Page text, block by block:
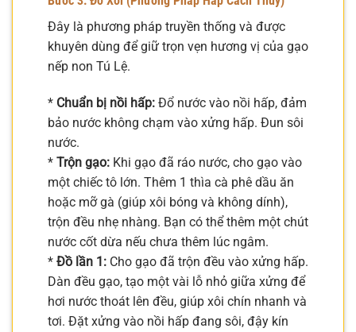
Đây là phương pháp truyền thống và được
khuyên dùng để giữ trọn vẹn hương vị của gạo
nếp non Tú Lệ.
* Chuẩn bị nồi hấp: Đổ nước vào nồi hấp, đảm
bảo nước không chạm vào xửng hấp. Đun sôi
nước.
* Trộn gạo: Khi gạo đã ráo nước, cho gạo vào
một chiếc tô lớn. Thêm 1 thìa cà phê dầu ăn
hoặc mỡ gà (giúp xôi bóng và không dính),
trộn đều nhẹ nhàng. Bạn có thể thêm một chút
nước cốt dừa nếu chưa thêm lúc ngâm.
* Đồ lần 1: Cho gạo đã trộn đều vào xửng hấp.
Dàn đều gạo, tạo một vài lỗ nhỏ giữa xửng để
hơi nước thoát lên đều, giúp xôi chín nhanh và
tơi. Đặt xửng vào nồi hấp đang sôi, đậy kín